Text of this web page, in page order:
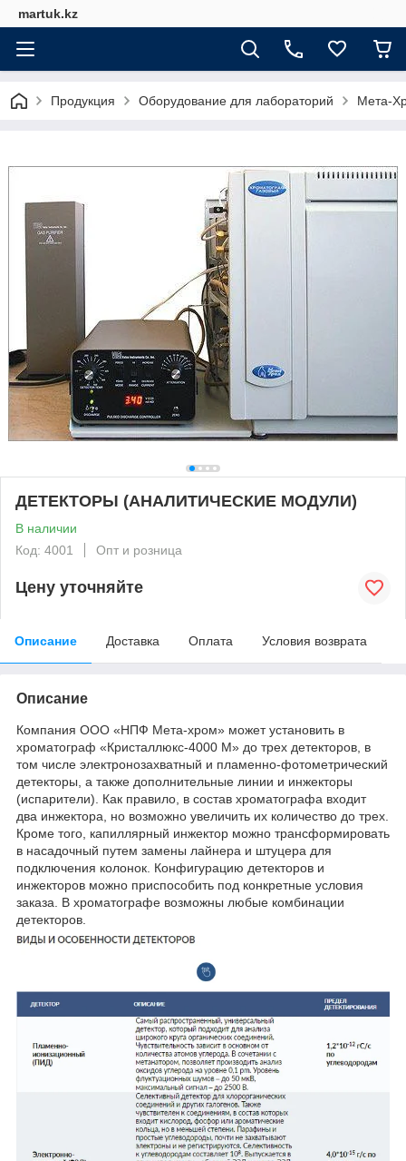
martuk.kz
Продукция Оборудование для лабораторий Мета-
ДЕТЕКТОРЫ (АНАЛИТИЧЕСКИЕ МОДУЛИ)
В наличии
Код: 4001
Опт и розница
Цену уточняйте
Описание Доставка Оплата Условия возврата
Описание
Компания ООО «НПФ Мета-хром» может установить в
хроматограф «Кристаллюкс-4000 М» до трех детекторов, в
том числе электронозахватный и пламенно-фотометрический
детекторы, а также дополнительные линии и инжекторы
(испарители). Как правило, в состав хроматографа входит
два инжектора, но возможно увеличить их количество до трех.
Кроме того, капиллярный инжектор можно трансформировать
в насадочный путем замены лайнера и штуцера для
подключения колонок. Конфигурацию детекторов и
инжекторов можно приспособить под конкретные условия
заказа. В хроматографе возможны любые комбинации
детекторов.